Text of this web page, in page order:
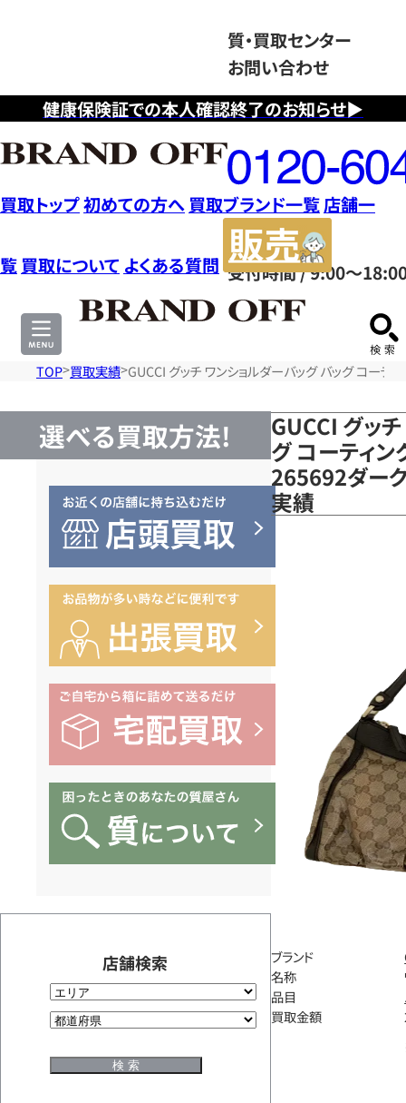
健康保険証での本人確認終了のお知らせ▶
質・買取センター
お問い合わせ
フ
リ
ー
ダ
イ
ヤ
ル
0120604117
受付時間 / 9:00～
買取トップ初めての方へ 買取ブランド一覧店舗一
覧 買取について よくある質問
サ
TOP 買取実績 GUCCI グッチ ワンショルダーバッグ バッグ コー
選べる買取方法!
店舗検索
GUCCI グッ
グ コーティ
265692ダー
実績
ブランド
名称
品目
買取金額